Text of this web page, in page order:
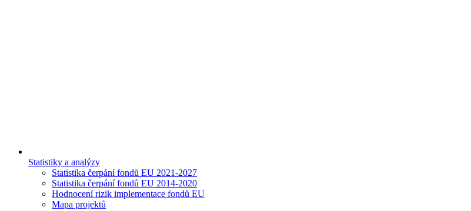
Statistiky a analýzy
Statistika čerpání fondů EU 2021-2027
Statistika čerpání fondů EU 2014-2020
Hodnocení rizik implementace fondů EU
Mapa projektů